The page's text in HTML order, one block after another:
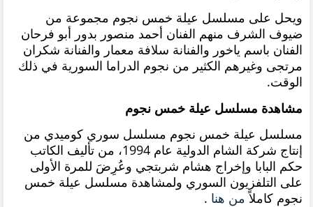
ويحل على مسلسل عيلة خمس نجوم مجموعة من
ضيوف الشرف منهم الفنان أحمد منصور بدور أبو فرحان
الفنان باسم ياخور والفنانة سلافة معمار والفنانة شكران
مرتجى وغيرهم الكثير من نجوم الدراما السورية في ذلك
الوقت.
مشاهدة مسلسل عيلة خمس نجوم
مسلسل عيلة خمس نجوم مسلسل سوري كوميدي من
إنتاج شركة الشام الدولية عام 1994، من تأليف الكاتب
حكم البابا وإخراج هشام شربتجي وعُرِضَ للمرة الأولى
على التلفزيون السوري ولمشاهدة مسلسل عيلة خمس
نجوم كاملاً من هنا .